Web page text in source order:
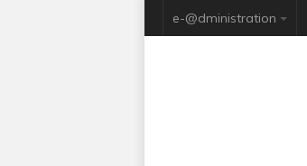
e-@dministration